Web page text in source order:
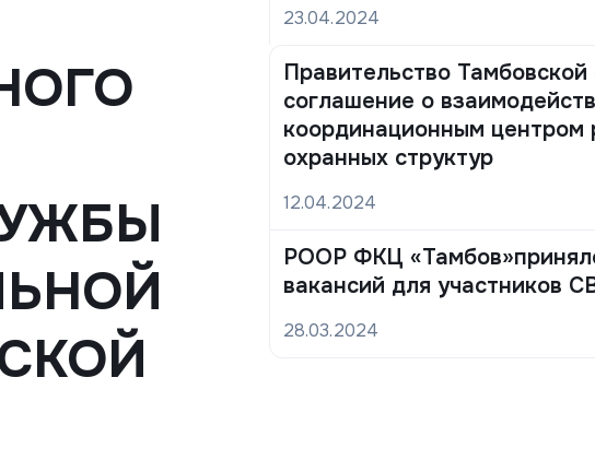
23.04.2024
Правительство
соглашение о
координационным центром
охранных структур
12.04.2024
РООР ФКЦ
вакансий для участников
28.03.2024